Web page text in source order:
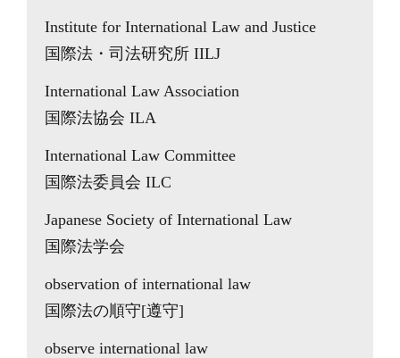
Institute for International Law and Justice
国際法・司法研究所 IILJ
International Law Association
国際法協会 ILA
International Law Committee
国際法委員会 ILC
Japanese Society of International Law
国際法学会
observation of international law
国際法の順守[遵守]
observe international law